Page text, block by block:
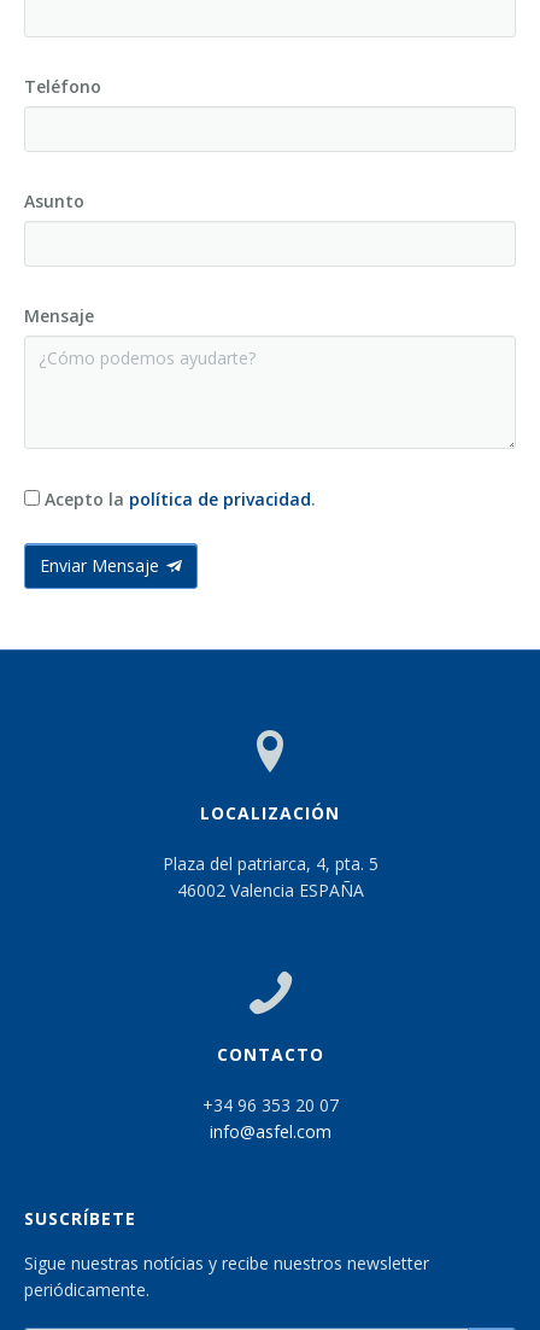
Teléfono
Asunto
Mensaje
Acepto la política de privacidad.
Enviar Mensaje
LOCALIZACIÓN
Plaza del patriarca, 4, pta. 5
46002 Valencia ESPAÑA
CONTACTO
+34 96 353 20 07
info@asfel.com
SUSCRÍBETE
Sigue nuestras notícias y recibe nuestros newsletter
periódicamente.